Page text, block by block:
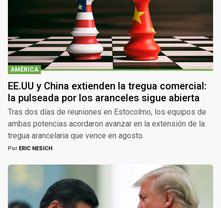
AMÉRICA
EE.UU y China extienden la tregua comercial:
la pulseada por los aranceles sigue abierta
Tras dos días de reuniones en Estocolmo, los equipos de
ambas potencias acordaron avanzar en la extensión de la
tregua arancelaria que vence en agosto.
Por ERIC NESICH